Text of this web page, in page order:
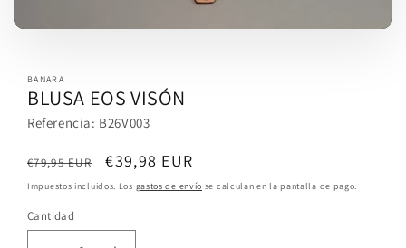
BANARA
BLUSA EOS VISÓN
Referencia: B26V003
Precio
habitual
€79,95 EUR
Precio
de
€39,98 EUR
Impuestos incluidos. Los gastos de envío se calculan en la pantalla de pago.
Cantidad
Cantidad